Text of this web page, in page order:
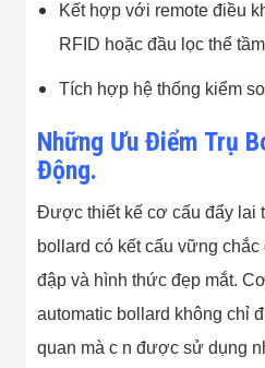
Kết hợp với remote điều
RFID hoặc đầu lọc thể
Tích hợp hệ thống kiểm
Những Ưu Điểm Trụ
Động.
Được thiết kế cơ cấu đẩy lai
bollard có kết cấu vững
đập và hình thức đẹp mắt.
automatic bollard không chỉ
quan mà c n được sử dụng